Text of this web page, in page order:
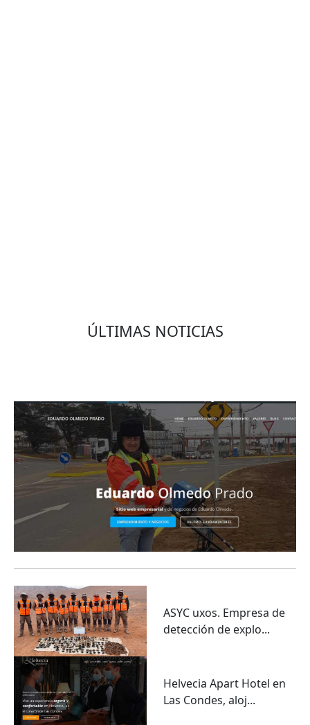
ÚLTIMAS NOTICIAS
ASYC uxos. Empresa de
detección de explo...
Helvecia Apart Hotel en
Las Condes, aloj...